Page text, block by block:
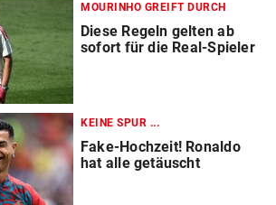
MOURINHO GREIFT DURCH
Diese Regeln gelten ab
sofort für die Real-Spieler
KEINE SPUR ...
Fake-Hochzeit! Ronaldo
hat alle getäuscht